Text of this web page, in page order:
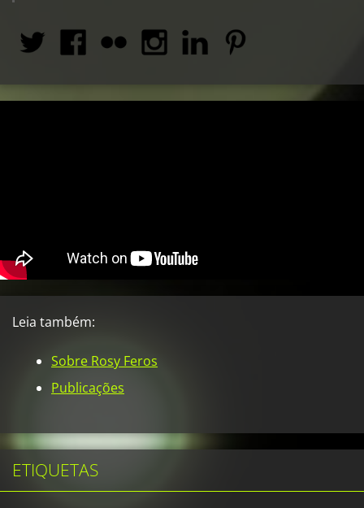
Leia também:
Sobre Rosy Feros
Publicações
ETIQUETAS